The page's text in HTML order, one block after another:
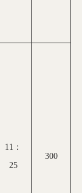
11 ：
25
300